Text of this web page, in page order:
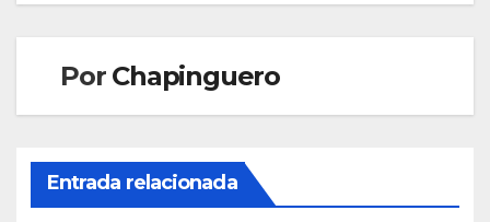
Por Chapinguero
Entrada relacionada